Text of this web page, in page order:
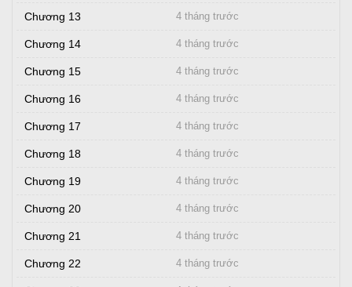
Chương 13 4 tháng trước
Chương 14 4 tháng trước
Chương 15 4 tháng trước
Chương 16 4 tháng trước
Chương 17 4 tháng trước
Chương 18 4 tháng trước
Chương 19 4 tháng trước
Chương 20 4 tháng trước
Chương 21 4 tháng trước
Chương 22 4 tháng trước